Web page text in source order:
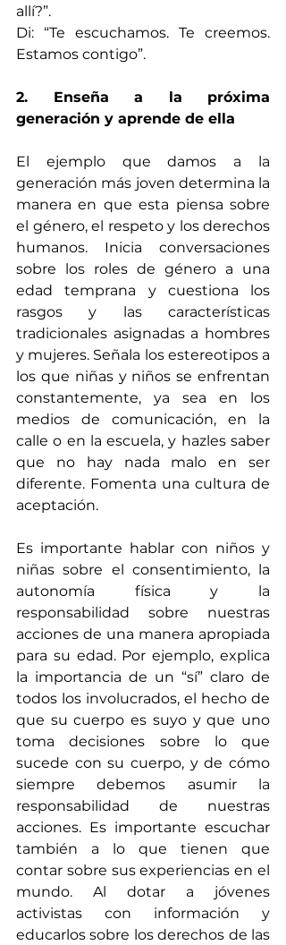
allí?”.
Di: “Te escuchamos. Te creemos.
Estamos contigo”.
2. Enseña a la próxima
generación y aprende de ella
El ejemplo que damos a la
generación más joven determina la
manera en que esta piensa sobre
el género, el respeto y los derechos
humanos. Inicia conversaciones
sobre los roles de género a una
edad temprana y cuestiona los
rasgos y las características
tradicionales asignadas a hombres
y mujeres. Señala los estereotipos a
los que niñas y niños se enfrentan
constantemente, ya sea en los
medios de comunicación, en la
calle o en la escuela, y hazles saber
que no hay nada malo en ser
diferente. Fomenta una cultura de
aceptación.
Es importante hablar con niños y
niñas sobre el consentimiento, la
autonomía física y la
responsabilidad sobre nuestras
acciones de una manera apropiada
para su edad. Por ejemplo, explica
la importancia de un “sí” claro de
todos los involucrados, el hecho de
que su cuerpo es suyo y que uno
toma decisiones sobre lo que
sucede con su cuerpo, y de cómo
siempre debemos asumir la
responsabilidad de nuestras
acciones. Es importante escuchar
también a lo que tienen que
contar sobre sus experiencias en el
mundo. Al dotar a jóvenes
activistas con información y
educarlos sobre los derechos de las